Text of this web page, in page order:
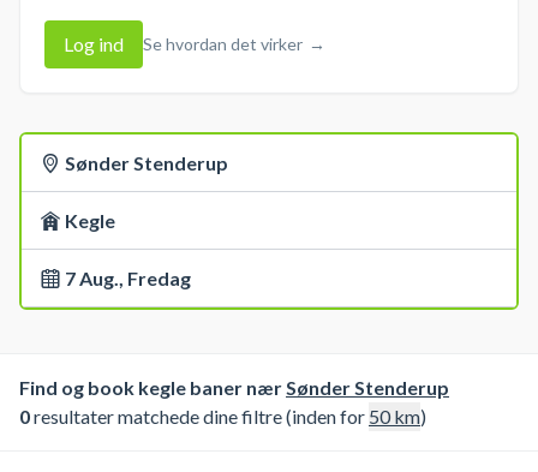
Log ind Se hvordan det virker →
Sønder Stenderup
Kegle
7 Aug., Fredag
Find og book kegle baner nærSønder Stenderup
0resultater matchede dine filtre (inden for 50km)